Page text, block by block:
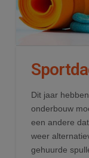
Dit jaar
onderbouw
een andere
weer
gehuurde